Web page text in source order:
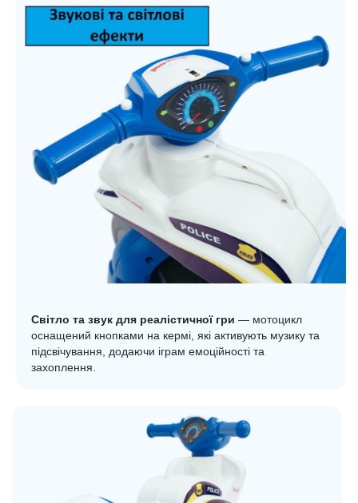
Світло та звук для реалістичної гри — мотоцикл
оснащений кнопками на кермі, які активують музику та
підсвічування, додаючи іграм емоційності та
захоплення.